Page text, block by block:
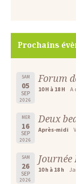
Prochains
SAM
05
SEP
2026
Forum
10 H à 18 H A
MER
16
SEP
2026
Deux
Après-midi
SAM
26
SEP
2026
Journée
10 h à 18 h